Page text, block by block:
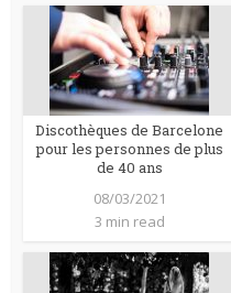
Discothèques de Barcelone
pour les personnes de plus
de 40 ans
08/03/2021
3 min read